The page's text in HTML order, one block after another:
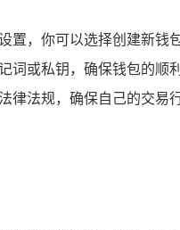
置，你可以选择创建新
或私钥，确保钱包的
法规，确保自己的交易